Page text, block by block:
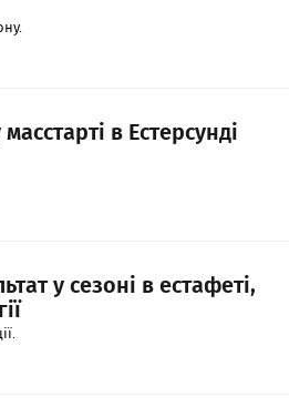
в Естерсунді
у сезоні в естафеті,